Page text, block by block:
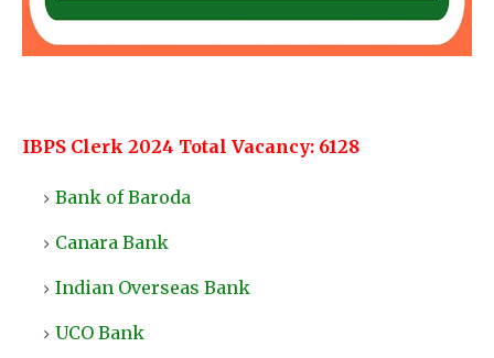
IBPS Clerk 2024 Total Vacancy: 6128
Bank of Baroda
Canara Bank
Indian Overseas Bank
UCO Bank